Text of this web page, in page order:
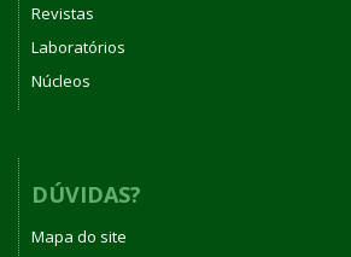
Revistas
Laboratórios
Núcleos
DÚVIDAS?
Mapa do site